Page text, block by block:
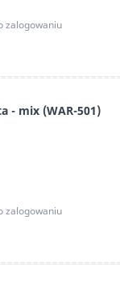
zalogowaniu
- mix (WAR-501)
zalogowaniu